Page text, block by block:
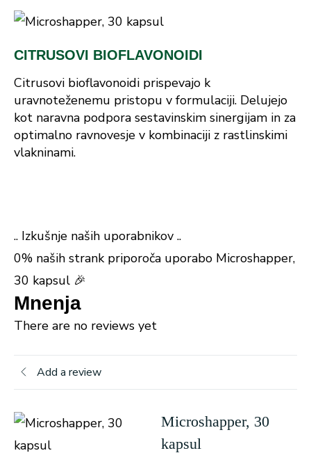
CITRUSOVI BIOFLAVONOIDI
Citrusovi bioflavonoidi prispevajo k
uravnoteženemu pristopu v formulaciji. Delujejo
kot naravna podpora sestavinskim sinergijam in za
optimalno ravnovesje v kombinaciji z rastlinskimi
vlakninami.
.. Izkušnje naših uporabnikov ..
0% naših strank priporoča uporabo Microshapper,
30 kapsul 🎉
Mnenja
There are no reviews yet
Add a review
Microshapper, 30
kapsul